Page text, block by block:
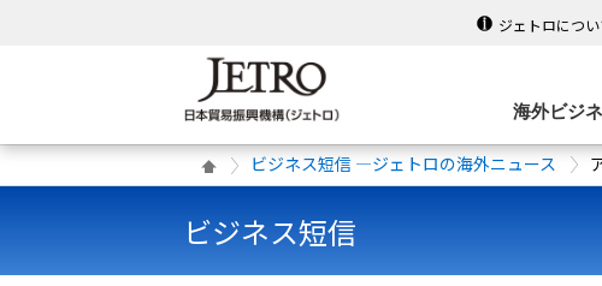
ジェトロについ
海外ビジ
ビジネス短信 ―ジェトロの海外ニュース
ビジネス短信